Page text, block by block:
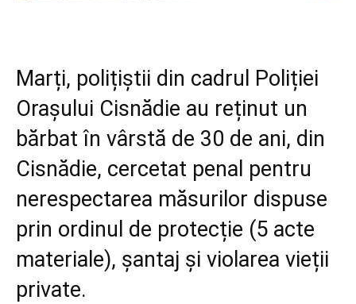
Marți, polițiștii din cadrul Poliției
Orașului Cisnădie au reținut un
bărbat în vârstă de 30 de ani, din
Cisnădie, cercetat penal pentru
nerespectarea măsurilor dispuse
prin ordinul de protecție (5 acte
materiale), șantaj și violarea vieții
private.